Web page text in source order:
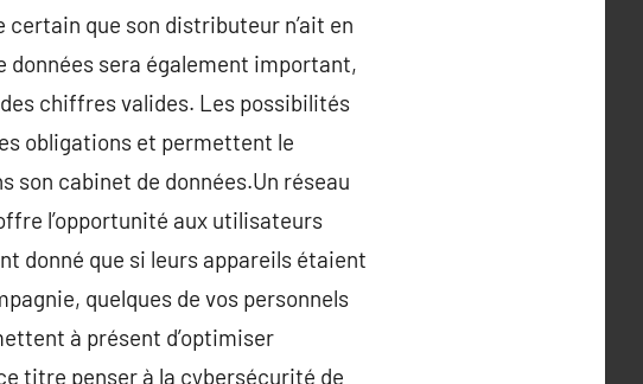
que son distributeur n’ait en
données sera également important,
chiffres valides. Les possibilités
obligations et permettent le
son cabinet de données.Un réseau
l’opportunité aux utilisateurs
donné que si leurs appareils étaient
quelques de vos personnels
à présent d’optimiser
titre penser à la cybersécurité de